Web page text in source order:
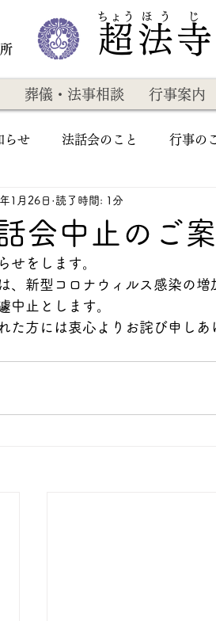
超法寺
​ちょう ほ う じ
葬儀・法事相談 行事案内
らせ 法話会のこと 行事の
会中止のご
1月26日 読了時間: 1分
せをします。
、新型コロナウィルス感染の
中止とします。
た方には衷心よりお詫び申しあ